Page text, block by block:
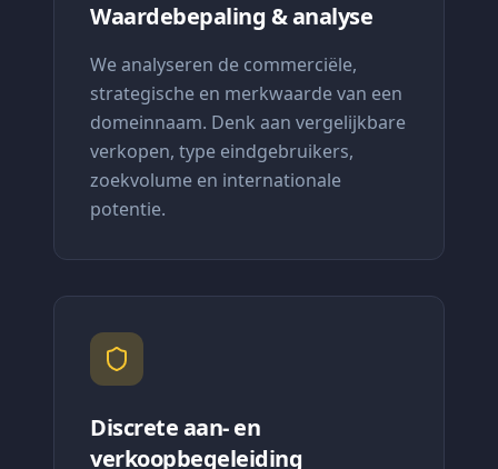
Waardebepaling & analyse
We analyseren de commerciële,
strategische en merkwaarde van een
domeinnaam. Denk aan vergelijkbare
verkopen, type eindgebruikers,
zoekvolume en internationale
potentie.
Discrete aan- en
verkoopbegeleiding